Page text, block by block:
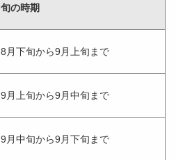
旬の時期
8月下旬から9月上旬まで
9月上旬から9月中旬まで
9月中旬から9月下旬まで